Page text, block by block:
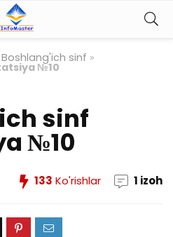
Boshlang'ich sinf »
№10
sinf
№10
133 Ko'rishlar 1 izoh